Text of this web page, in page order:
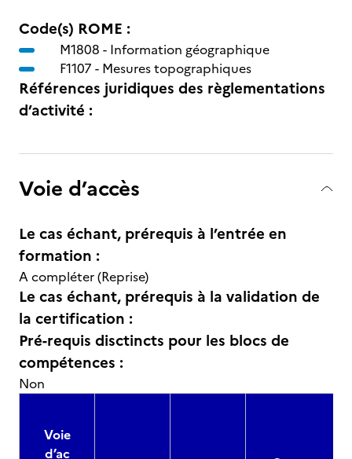
Code(s) ROME :
M1808 - Information géographique
F1107 - Mesures topographiques
Références juridiques des règlementations
d’activité :
Voie d’accès
Le cas échant, prérequis à l’entrée en
formation :
A compléter (Reprise)
Le cas échant, prérequis à la validation de
la certification :
Pré-requis disctincts pour les blocs de
compétences :
Non
Voie
d’ac